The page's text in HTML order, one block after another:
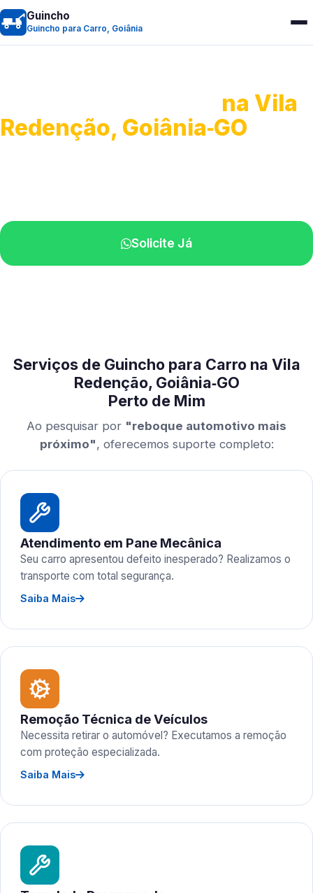
Guincho
Guincho para Carro, Goiânia
na Vila
Redenção, Goiânia‑GO
Solicite Já
Serviços de Guincho para Carro na Vila
Redenção, Goiânia‑GO
Perto de Mim
Ao pesquisar por "reboque automotivo mais
próximo", oferecemos suporte completo:
Atendimento em Pane Mecânica
Seu carro apresentou defeito inesperado? Realizamos o
transporte com total segurança.
Saiba Mais
Remoção Técnica de Veículos
Necessita retirar o automóvel? Executamos a remoção
com proteção especializada.
Saiba Mais